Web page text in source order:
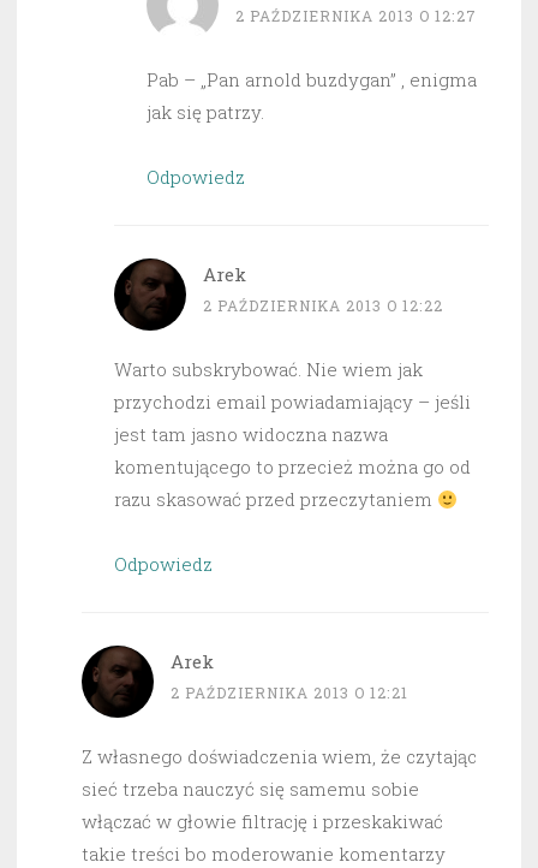
2 PAŹDZIERNIKA 2013 O 12:27
Pab – „Pan arnold buzdygan” , enigma
jak się patrzy.
Odpowiedz
Arek
2 PAŹDZIERNIKA 2013 O 12:22
Warto subskrybować. Nie wiem jak
przychodzi email powiadamiający – jeśli
jest tam jasno widoczna nazwa
komentującego to przecież można go od
razu skasować przed przeczytaniem
Odpowiedz
Arek
2 PAŹDZIERNIKA 2013 O 12:21
Z własnego doświadczenia wiem, że czytając
sieć trzeba nauczyć się samemu sobie
włączać w głowie filtrację i przeskakiwać
takie treści bo moderowanie komentarzy